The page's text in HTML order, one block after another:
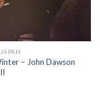
– John Dawson